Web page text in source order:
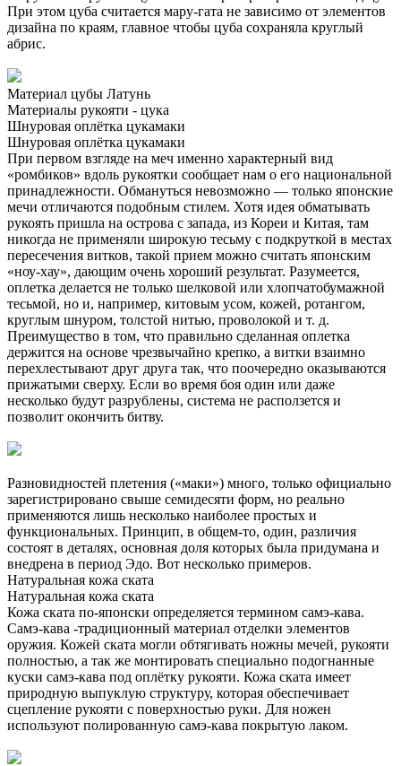
При этом цуба считается мару-гата не зависимо от элементов
дизайна по краям, главное чтобы цуба сохраняла круглый
абрис.
Материал цубы Латунь
Материалы рукояти - цука
Шнуровая оплётка цукамаки
Шнуровая оплётка цукамаки
При первом взгляде на меч именно характерный вид
«ромбиков» вдоль рукоятки сообщает нам о его национальной
принадлежности. Обмануться невозможно — только японские
мечи отличаются подобным стилем. Хотя идея обматывать
рукоять пришла на острова с запада, из Кореи и Китая, там
никогда не применяли широкую тесьму с подкруткой в местах
пересечения витков, такой прием можно считать японским
«ноу-хау», дающим очень хороший результат. Разумеется,
оплетка делается не только шелковой или хлопчатобумажной
тесьмой, но и, например, китовым усом, кожей, ротангом,
круглым шнуром, толстой нитью, проволокой и т. д.
Преимущество в том, что правильно сделанная оплетка
держится на основе чрезвычайно крепко, а витки взаимно
перехлестывают друг друга так, что поочередно оказываются
прижатыми сверху. Если во время боя один или даже
несколько будут разрублены, система не расползется и
позволит окончить битву.
Разновидностей плетения («маки») много, только официально
зарегистрировано свыше семидесяти форм, но реально
применяются лишь несколько наиболее простых и
функциональных. Принцип, в общем-то, один, различия
состоят в деталях, основная доля которых была придумана и
внедрена в период Эдо. Вот несколько примеров.
Натуральная кожа ската
Натуральная кожа ската
Кожа ската по-японски определяется термином самэ-кава.
Самэ-кава -традиционный материал отделки элементов
оружия. Кожей ската могли обтягивать ножны мечей, рукояти
полностью, а так же монтировать специально подогнанные
куски самэ-кава под оплётку рукояти. Кожа ската имеет
природную выпуклую структуру, которая обеспечивает
сцепление рукояти с поверхностью руки. Для ножен
используют полированную самэ-кава покрытую лаком.